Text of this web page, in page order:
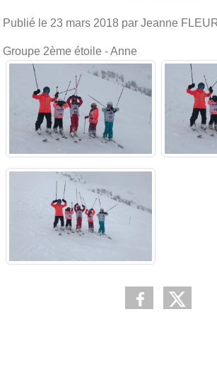
Publié le 23 mars 2018 par Jeanne
Groupe 2ème étoile - Anne